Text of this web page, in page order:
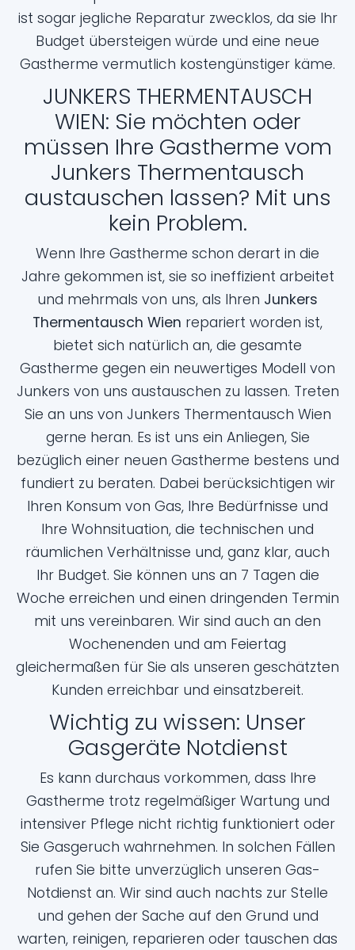
ist sogar jegliche Reparatur zwecklos, da sie Ihr
Budget übersteigen würde und eine neue
Gastherme vermutlich kostengünstiger käme.
JUNKERS THERMENTAUSCH
WIEN: Sie möchten oder
müssen Ihre Gastherme vom
Junkers Thermentausch
austauschen lassen? Mit uns
kein Problem.
Wenn Ihre Gastherme schon derart in die
Jahre gekommen ist, sie so ineffizient arbeitet
und mehrmals von uns, als Ihren Junkers
Thermentausch Wien repariert worden ist,
bietet sich natürlich an, die gesamte
Gastherme gegen ein neuwertiges Modell von
Junkers von uns austauschen zu lassen. Treten
Sie an uns von Junkers Thermentausch Wien
gerne heran. Es ist uns ein Anliegen, Sie
bezüglich einer neuen Gastherme bestens und
fundiert zu beraten. Dabei berücksichtigen wir
Ihren Konsum von Gas, Ihre Bedürfnisse und
Ihre Wohnsituation, die technischen und
räumlichen Verhältnisse und, ganz klar, auch
Ihr Budget. Sie können uns an 7 Tagen die
Woche erreichen und einen dringenden Termin
mit uns vereinbaren. Wir sind auch an den
Wochenenden und am Feiertag
gleichermaßen für Sie als unseren geschätzten
Kunden erreichbar und einsatzbereit.
Wichtig zu wissen: Unser
Gasgeräte Notdienst
Es kann durchaus vorkommen, dass Ihre
Gastherme trotz regelmäßiger Wartung und
intensiver Pflege nicht richtig funktioniert oder
Sie Gasgeruch wahrnehmen. In solchen Fällen
rufen Sie bitte unverzüglich unseren Gas-
Notdienst an. Wir sind auch nachts zur Stelle
und gehen der Sache auf den Grund und
warten, reinigen, reparieren oder tauschen das